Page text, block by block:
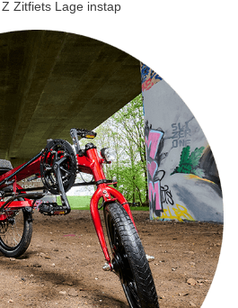
Zitfiets Lage instap